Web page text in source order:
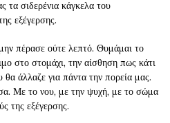
τα σιδερένια κάγκελα του
εξέγερσης.
πέρασε ούτε λεπτό. Θυμάμαι το
στο στομάχι, την αίσθηση πως κάτι
θα άλλαζε για πάντα την πορεία μας.
Με το νου, με την ψυχή, με το σώμα
της εξέγερσης.